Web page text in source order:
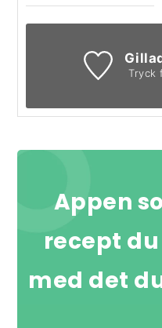
Tryck
Appen
recept
med det